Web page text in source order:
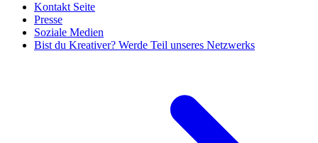
Kontakt Seite
Presse
Soziale Medien
Bist du Kreativer? Werde Teil unseres Netzwerks